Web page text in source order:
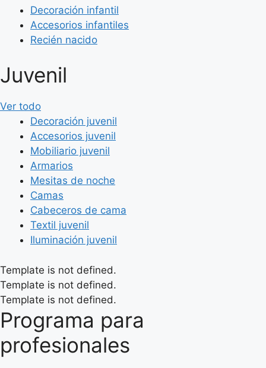
Decoración infantil
Accesorios infantiles
Recién nacido
Juvenil
Ver todo
Decoración juvenil
Accesorios juvenil
Mobiliario juvenil
Armarios
Mesitas de noche
Camas
Cabeceros de cama
Textil juvenil
Iluminación juvenil
Template is not defined.
Template is not defined.
Template is not defined.
Programa para
profesionales